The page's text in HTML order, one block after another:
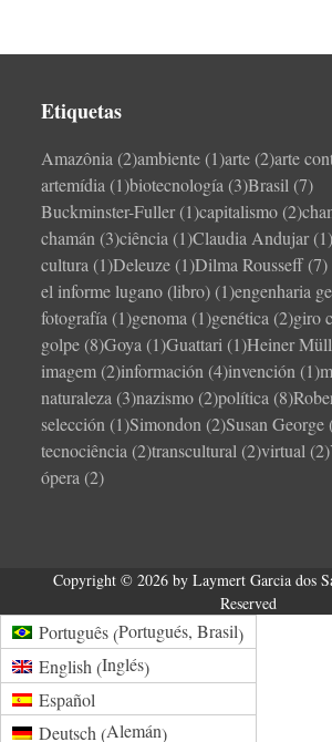
Etiquetas
Amazônia (2)ambiente (1)arte (2)arte
artemídia (1)biotecnología (3)Brasil (7)
Buckminster-Fuller(1)capitalismo (2)
chamán (3)ciência (1)Claudia Andujar
cultura (1)Deleuze (1)Dilma Rousseff (7)
el informe lugano (libro) (1)engenharia
fotografía (1)genoma (1)genética (2)giro
golpe (8)Goya (1)Guattari (1)Heiner
imagem (2)información (4)invención (1)
naturaleza (3)nazismo (2)política (8)
selección (1)Simondon (2)Susan George
tecnociência (2)transcultural (2)virtual (2)
ópera (2)
Copyright © 2026 by Laymert Garcia dos
Reserved
Português(Portugués, Brasil)
English (Inglés)
Español
Deutsch (Alemán)